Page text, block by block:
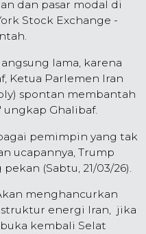
dan pasar modal di
Stock Exchange -
lama, karena
Ketua Parlemen Iran
spontan membantah
ungkap Ghalibaf.
pemimpin yang tak
ucapannya, Trump
(Sabtu, 21/03/26).
menghancurkan
energi Iran, jika
kembali Selat